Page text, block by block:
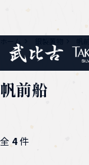
帆前船
全 4件